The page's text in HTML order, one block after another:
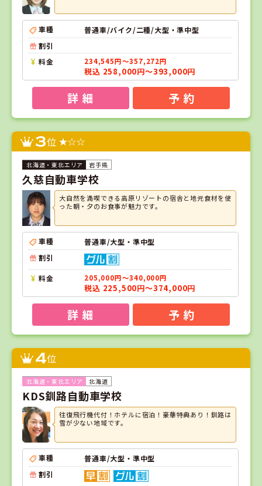
車種
普通車/バイク/二種/大型・準中型
割引
料金
234,545円～357,272円
税込 258,000円～393,000円
詳 細 予 約
3位
岩手県
久慈自動車学校
大自然を満喫できる高原リゾートの宿舎と地元食材を使
った朝・夕のお食事が魅力です。
車種
普通車/大型・準中型
割引
料金 205,000円～340,000円
税込 225,500円～374,000円
詳 細 予 約
4位
北海道
KDS釧路自動車学校
往復飛行機代付！ホテルに宿泊！豪華特典あり！釧路は
雪が少ない地域です。
車種
普通車/大型・準中型
割引